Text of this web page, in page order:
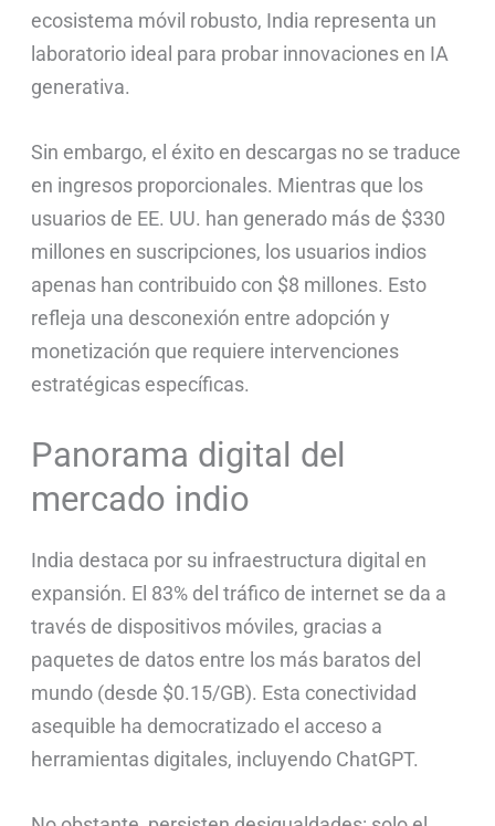
ecosistema móvil robusto, India representa un
laboratorio ideal para probar innovaciones en IA
generativa.
Sin embargo, el éxito en descargas no se traduce
en ingresos proporcionales. Mientras que los
usuarios de EE. UU. han generado más de $330
millones en suscripciones, los usuarios indios
apenas han contribuido con $8 millones. Esto
refleja una desconexión entre adopción y
monetización que requiere intervenciones
estratégicas específicas.
Panorama digital del
mercado indio
India destaca por su infraestructura digital en
expansión. El 83% del tráfico de internet se da a
través de dispositivos móviles, gracias a
paquetes de datos entre los más baratos del
mundo (desde $0.15/GB). Esta conectividad
asequible ha democratizado el acceso a
herramientas digitales, incluyendo ChatGPT.